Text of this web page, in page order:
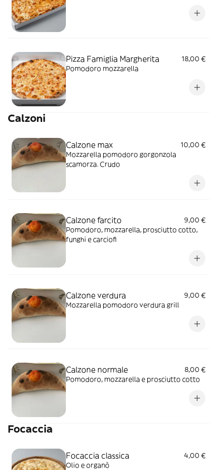
Pizza Famiglia Margherita
18,00 €
Pomodoro mozzarella
Calzoni
Calzone max
10,00 €
Mozzarella pomodoro gorgonzola
scamorza. Crudo
Calzone farcito
9,00 €
Pomodoro, mozzarella, prosciutto cotto,
funghi e carciofi
Calzone verdura
9,00 €
Mozzarella pomodoro verdura grill
Calzone normale
8,00 €
Pomodoro, mozzarella e prosciutto cotto
Focaccia
Focaccia classica
4,00 €
Olio e organò